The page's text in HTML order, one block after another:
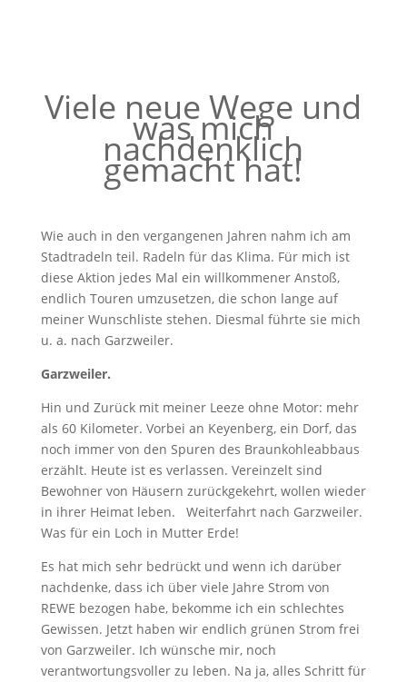
Viele neue Wege und
was mich
nachdenklich
gemacht hat!
Wie auch in den vergangenen Jahren nahm ich am
Stadtradeln teil. Radeln für das Klima. Für mich ist
diese Aktion jedes Mal ein willkommener Anstoß,
endlich Touren umzusetzen, die schon lange auf
meiner Wunschliste stehen. Diesmal führte sie mich
u. a. nach Garzweiler.
Garzweiler.
Hin und Zurück mit meiner Leeze ohne Motor: mehr
als 60 Kilometer. Vorbei an Keyenberg, ein Dorf, das
noch immer von den Spuren des Braunkohleabbaus
erzählt. Heute ist es verlassen. Vereinzelt sind
Bewohner von Häusern zurückgekehrt, wollen wieder
in ihrer Heimat leben. Weiterfahrt nach Garzweiler.
Was für ein Loch in Mutter Erde!
Es hat mich sehr bedrückt und wenn ich darüber
nachdenke, dass ich über viele Jahre Strom von
REWE bezogen habe, bekomme ich ein schlechtes
Gewissen. Jetzt haben wir endlich grünen Strom frei
von Garzweiler. Ich wünsche mir, noch
verantwortungsvoller zu leben. Na ja, alles Schritt für